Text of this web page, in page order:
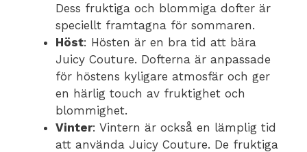
Dess fruktiga och blommiga dofter är
speciellt framtagna för sommaren.
Höst: Hösten är en bra tid att bära
Juicy Couture. Dofterna är anpassade
för höstens kyligare atmosfär och ger
en härlig touch av fruktighet och
blommighet.
Vinter: Vintern är också en lämplig tid
att använda Juicy Couture. De fruktiga